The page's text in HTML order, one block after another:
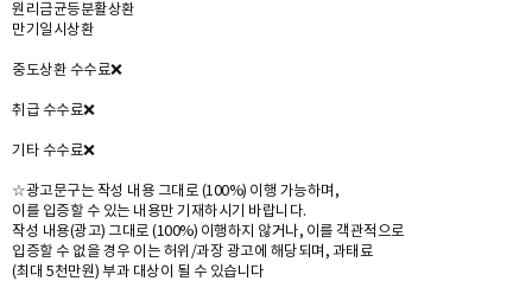
원리금균등분활상환
만기일시상환
중도상환 수수료❌️
취급 수수료❌️
기타 수수료❌️
☆광고문구는 작성 내용 그대로 (100%) 이행 가능하며,
이를 입증할 수 있는 내용만 기재하시기 바랍니다.
작성 내용(광고) 그대로 (100%) 이행하지 않거나, 이를 객관적으로
입증할 수 없을 경우 이는 허위/과장 광고에 해당되며, 과태료
(최대 5천만원) 부과 대상이 될 수 있습니다